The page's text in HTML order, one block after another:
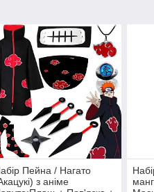
Пейна / Нагато
з аніме